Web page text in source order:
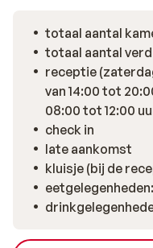
totaal aantal
totaal aantal
receptie
van 14:00 tot
08:00 tot 12:00
check in
late aankomst
kluisje (bij de